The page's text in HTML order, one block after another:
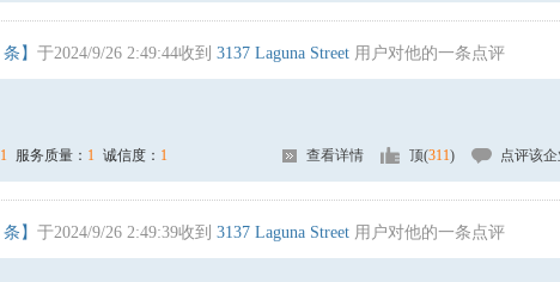
条】 于2024/9/26 2:49:44收到 3137 Laguna Street 用户对他的一条点评
1 服务质量： 1 诚信度： 1 查看详情 顶(311) 点评该企
条】 于2024/9/26 2:49:39收到 3137 Laguna Street 用户对他的一条点评